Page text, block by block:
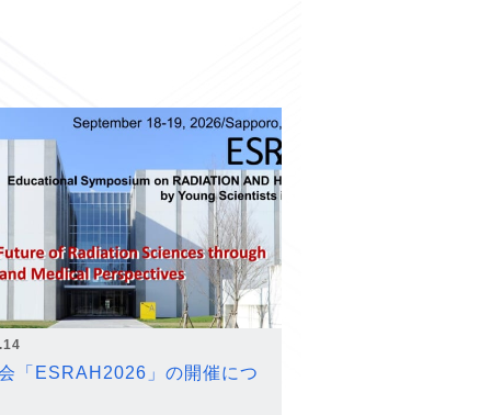
「ESRAH2026」の開催につ